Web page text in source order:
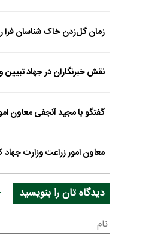
زمان گل‌زدن خاک شناسان فرا
نقش خبرنگاران در جهاد
گفتگو با مجید آنجفی معاون
معاون امور زراعت وزارت جهاد
دیدگاه تان را بنویسید